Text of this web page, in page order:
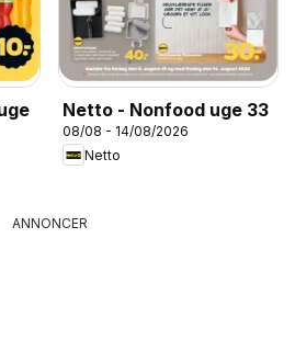
Netto - Nonfood uge 33
08/08 - 14/08/2026
Netto
ANNONCER